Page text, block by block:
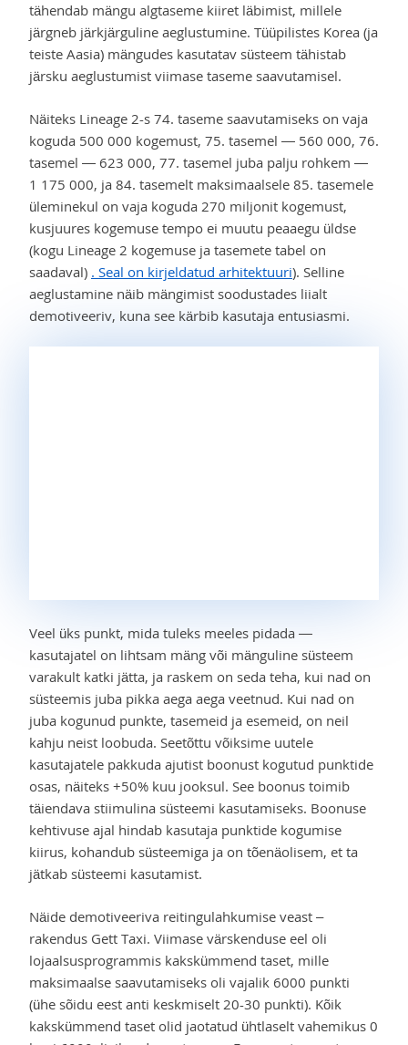
tähendab mängu algtaseme kiiret läbimist, millele
järgneb järkjärguline aeglustumine. Tüüpilistes Korea (ja
teiste Aasia) mängudes kasutatav süsteem tähistab
järsku aeglustumist viimase taseme saavutamisel.
Näiteks Lineage 2-s 74. taseme saavutamiseks on vaja
koguda 500 000 kogemust, 75. tasemel — 560 000, 76.
tasemel — 623 000, 77. tasemel juba palju rohkem —
1 175 000, ja 84. tasemelt maksimaalsele 85. tasemele
üleminekul on vaja koguda 270 miljonit kogemust,
kusjuures kogemuse tempo ei muutu peaaegu üldse
(kogu Lineage 2 kogemuse ja tasemete tabel on
saadaval) . Seal on kirjeldatud arhitektuuri). Selline
aeglustamine näib mängimist soodustades liialt
demotiveeriv, kuna see kärbib kasutaja entusiasmi.
Veel üks punkt, mida tuleks meeles pidada —
kasutajatel on lihtsam mäng või mänguline süsteem
varakult katki jätta, ja raskem on seda teha, kui nad on
süsteemis juba pikka aega aega veetnud. Kui nad on
juba kogunud punkte, tasemeid ja esemeid, on neil
kahju neist loobuda. Seetõttu võiksime uutele
kasutajatele pakkuda ajutist boonust kogutud punktide
osas, näiteks +50% kuu jooksul. See boonus toimib
täiendava stiimulina süsteemi kasutamiseks. Boonuse
kehtivuse ajal hindab kasutaja punktide kogumise
kiirus, kohandub süsteemiga ja on tõenäolisem, et ta
jätkab süsteemi kasutamist.
Näide demotiveeriva reitingulahkumise veast –
rakendus Gett Taxi. Viimase värskenduse eel oli
lojaalsusprogrammis kakskümmend taset, mille
maksimaalse saavutamiseks oli vajalik 6000 punkti
(ühe sõidu eest anti keskmiselt 20-30 punkti). Kõik
kakskümmend taset olid jaotatud ühtlaselt vahemikus 0